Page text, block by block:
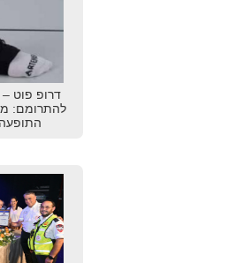
דרופ פוט
להתרומם: